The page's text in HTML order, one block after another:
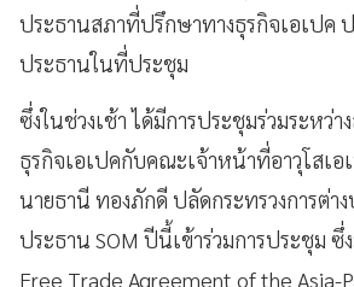
ประธานสภาที่ปรึกษาทางธุรกิจเอเปค
ประธานในที่ประชุม
ซึ่งในช่วงเช้า ได้มีการประชุมร่วมระหว่
ธุรกิจเอเปคกับคณะเจ้าหน้าที่อาวุโสเอ
นายธานี ทองภักดี ปลัดกระทรวงการต่า
ประธาน SOM ปีนี้เข้าร่วมการประชุม ซึ่
Free Trade Agreement of the Asia-